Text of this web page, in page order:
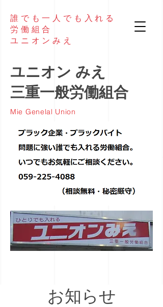
誰でも一人でも 入れる
​労働組合
​ユニオンみえ
ユニオン みえ
三重一般労働組合
Mie Genelal Union
​お知らせ